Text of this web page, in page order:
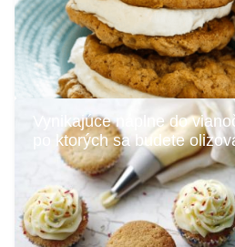
Vynikajúce náplne do
po ktorých sa budete